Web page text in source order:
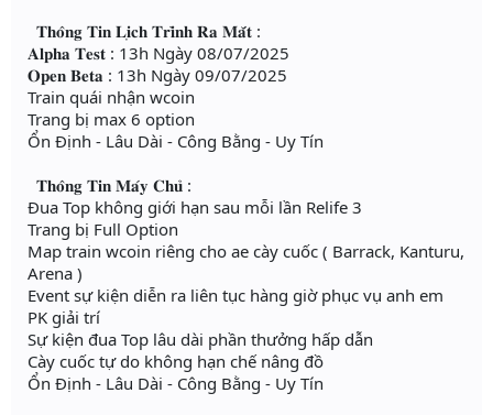
𝐓𝐡𝐨̂𝐧𝐠 𝐓𝐢𝐧 𝐋𝐢̣𝐜𝐡 𝐓𝐫𝐢̀𝐧𝐡 𝐑𝐚 𝐌𝐚̆́𝐭 :
𝐀𝐥𝐩𝐡𝐚 𝐓𝐞𝐬𝐭 : 13h Ngày 08/07/2025
𝐎𝐩𝐞𝐧 𝐁𝐞𝐭𝐚 : 13h Ngày 09/07/2025
Train quái nhận wcoin
Trang bị max 6 option
Ổn Định - Lâu Dài - Công Bằng - Uy Tín
𝐓𝐡𝐨̂𝐧𝐠 𝐓𝐢𝐧 𝐌𝐚́𝐲 𝐂𝐡𝐮̉ :
Đua Top không giới hạn sau mỗi lần Relife 3
Trang bị Full Option
Map train wcoin riêng cho ae cày cuốc ( Barrack, Kanturu,
Arena )
Event sự kiện diễn ra liên tục hàng giờ phục vụ anh em
PK giải trí
Sự kiện đua Top lâu dài phần thưởng hấp dẫn
Cày cuốc tự do không hạn chế nâng đồ
Ổn Định - Lâu Dài - Công Bằng - Uy Tín